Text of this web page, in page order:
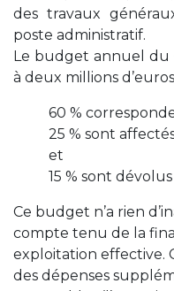
des travaux
poste administratif.
Le budget annuel du
à deux millions
60 %
25 % sont
et
15 % sont
Ce budget n’a rien
compte tenu de la
exploitation effective.
des dépenses